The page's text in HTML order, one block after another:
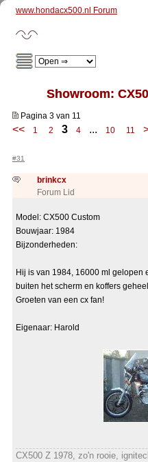
www.hondacx500.nl Forum
Showroom:
Pagina 3 van 11
<< 1 2 3 4 ... 10 11
#31
brinkcx
Forum Lid
Model: CX500 Custom
Bouwjaar: 1984
Bijzonderheden:
Hij is van 1984, 16000 ml gelopen
buiten het scherm en koffers
Groeten van een cx fan!
Eigenaar: Harold
CX500 Z 1978, zo'n rooie,